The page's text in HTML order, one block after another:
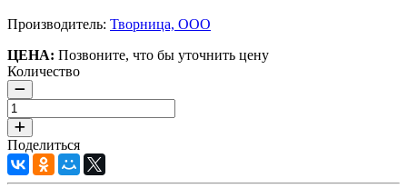
Производитель: Творница, ООО
ЦЕНА: Позвоните, что бы уточнить цену
Количество
Поделиться